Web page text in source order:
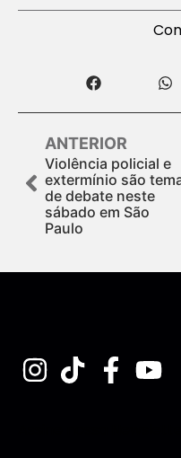
ANTERIOR
Violência policial e
extermínio são
de debate neste
sábado em São
Paulo